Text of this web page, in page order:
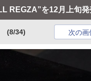
REGZA”を12月上旬
(8/34) 次の画